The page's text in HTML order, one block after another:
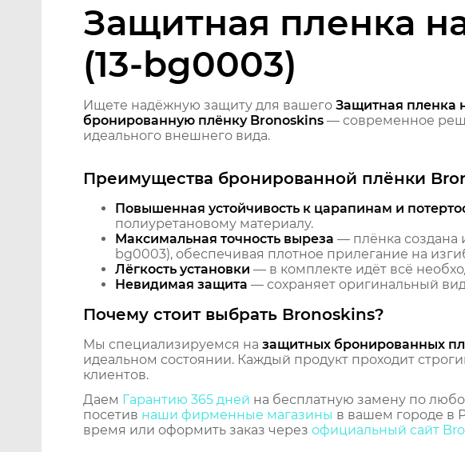
Защитная пленка
(13-bg0003)
Ищете надёжную защиту для вашего Защитная пленка
бронированную плёнку Bronoskins — современное
идеального внешнего вида.
Преимущества бронированной плёнки
Повышенная устойчивость к царапинам и
полиуретановому материалу.
Максимальная точность выреза — плёнка создана
bg0003), обеспечивая плотное прилегание на
Лёгкость установки — в комплекте идёт всё
Невидимая защита — сохраняет оригинальный
Почему стоит выбрать Bronoskins?
Мы специализируемся на защитных бронированных
идеальном состоянии. Каждый продукт проходит
клиентов.
Даем Гарантию 365 дней на бесплатную замену по
посетив наши фирменные магазины в вашем городе в
время или оформить заказ через официальный сайт